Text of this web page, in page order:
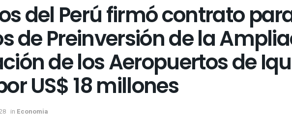
del Perú firmó contrato
de Preinversión de la
de los Aeropuertos de
US$ 18 millones
in Economia